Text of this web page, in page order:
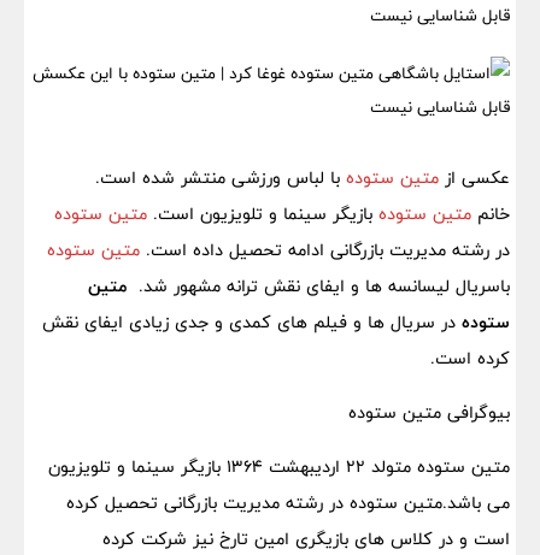
قابل شناسایی نیست
عکسی از متین ستوده با لباس ورزشی منتشر شده است.
خانم متین ستوده بازیگر سینما و تلویزیون است. متین ستوده
در رشته مدیریت بازرگانی ادامه تحصیل داده است. متین ستوده
باسریال لیسانسه ها و ایفای نقش ترانه مشهور شد. متین
ستوده در سریال ها و فیلم های کمدی و جدی زیادی ایفای نقش
کرده است.
بیوگرافی متین ستوده
متین ستوده متولد 22 اردیبهشت 1364 بازیگر سینما و تلویزیون
می باشد.متین ستوده در رشته مدیریت بازرگانی تحصیل کرده
است و در کلاس های بازیگری امین تارخ نیز شرکت کرده